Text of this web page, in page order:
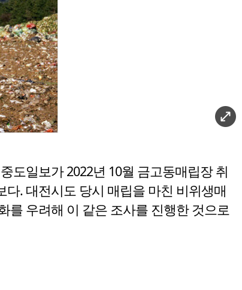
도일보가 2022년 10월 금고동매립장 취
. 대전시도 당시 매립을 마친 비위생매
를 우려해 이 같은 조사를 진행한 것으로